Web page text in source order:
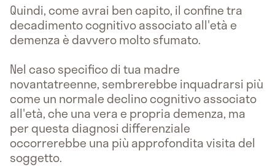
Quindi, come avrai ben capito, il confine tra
decadimento cognitivo associato all'età e
demenza è davvero molto sfumato.
Nel caso specifico di tua madre
novantatreenne, sembrerebbe inquadrarsi più
come un normale declino cognitivo associato
all'età, che una vera e propria demenza, ma
per questa diagnosi differenziale
occorrerebbe una più approfondita visita del
soggetto.